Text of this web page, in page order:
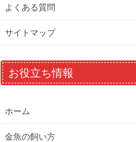
よくある質問
サイトマップ
お役立ち情報
ホーム
金魚の飼い方